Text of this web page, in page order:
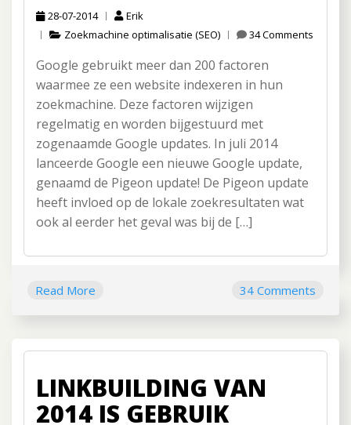
28-07-2014
Erik
Zoekmachine optimalisatie (SEO)
34 Comments
Google gebruikt meer dan 200 factoren
waarmee ze een website indexeren in hun
zoekmachine. Deze factoren wijzigen
regelmatig en worden bijgestuurd met
zogenaamde Google updates. In juli 2014
lanceerde Google een nieuwe Google update,
genaamd de Pigeon update! De Pigeon update
heeft invloed op de lokale zoekresultaten wat
ook al eerder het geval was bij de […]
Read More 34 Comments
LINKBUILDING VAN
2014 IS GEBRUIK